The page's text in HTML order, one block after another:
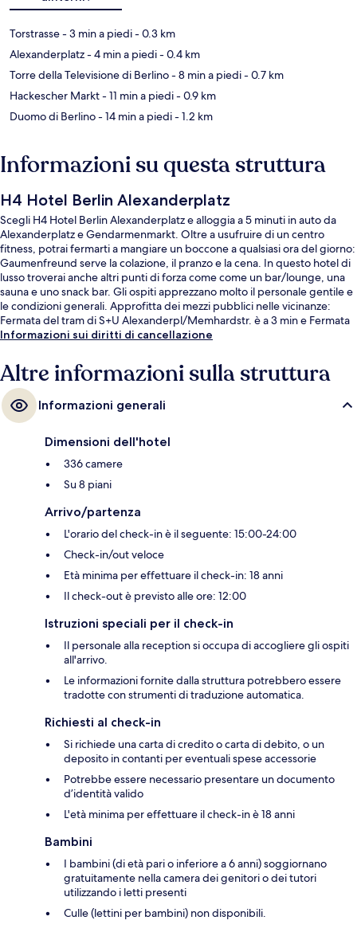
Torstrasse- 3 min a piedi- 0.3 km
Alexanderplatz- 4 min a piedi- 0.4 km
Torre della Televisione di Berlino- 8 min a piedi- 0.7 km
Hackescher Markt- 11 min a piedi- 0.9 km
Duomo di Berlino- 14 min a piedi- 1.2 km
Informazioni su questa struttura
H4 Hotel Berlin Alexanderplatz
Scegli H4 Hotel Berlin Alexanderplatz e alloggia a 5 minuti in auto da
Alexanderplatz e Gendarmenmarkt. Oltre a usufruire di un centro
fitness, potrai fermarti a mangiare un boccone a qualsiasi ora del giorno:
Gaumenfreund serve la colazione, il pranzo e la cena. In questo hotel di
lusso troverai anche altri punti di forza come come un bar/lounge, una
sauna e uno snack bar. Gli ospiti apprezzano molto il personale gentile e
le condizioni generali. Approfitta dei mezzi pubblici nelle vicinanze:
Fermata del tram di S+U Alexanderpl/Memhardstr. è a 3 min e Fermata
del tram di Mollstraße-Prenzlauer Allee a 4 min a piedi.
Informazioni sui diritti di cancellazione
Altre informazioni sulla struttura
Informazioni generali
Dimensioni dell'hotel
336 camere
Su 8 piani
Arrivo/partenza
L'orario del check-in è il seguente: 15:00-24:00
Check-in/out veloce
Età minima per effettuare il check-in: 18 anni
Il check-out è previsto alle ore: 12:00
Istruzioni speciali per il check-in
Il personale alla reception si occupa di accogliere gli ospiti
all'arrivo.
Le informazioni fornite dalla struttura potrebbero essere
tradotte con strumenti di traduzione automatica.
Richiesti al check-in
Si richiede una carta di credito o carta di debito, o un
deposito in contanti per eventuali spese accessorie
Potrebbe essere necessario presentare un documento
d’identità valido
L'età minima per effettuare il check-in è 18 anni
Bambini
I bambini (di età pari o inferiore a 6 anni) soggiornano
gratuitamente nella camera dei genitori o dei tutori
utilizzando i letti presenti
Culle (lettini per bambini) non disponibili.